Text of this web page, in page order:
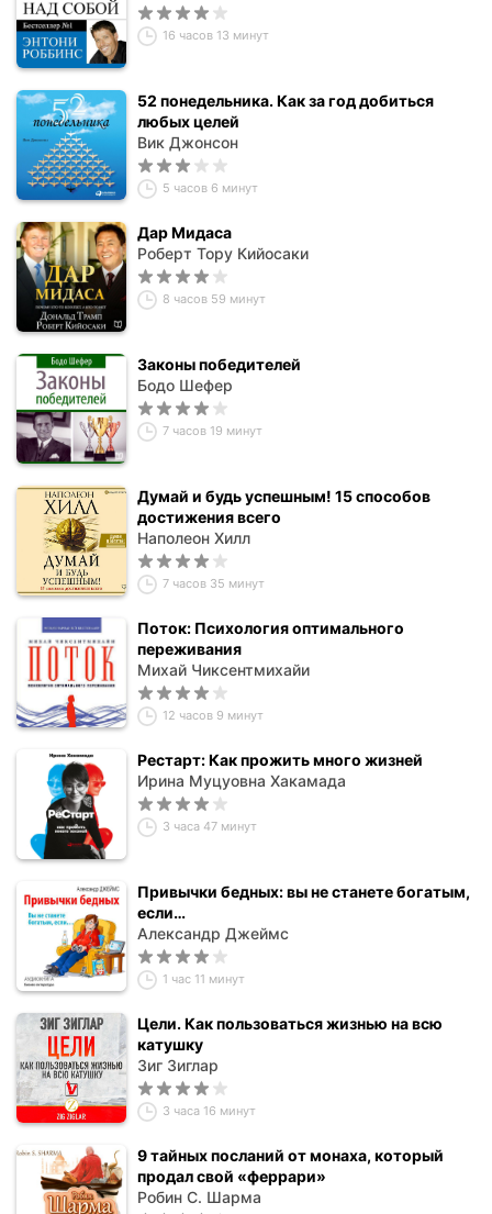
16 часов 13 минут
52 понедельника. Как за год добиться
любых целей
Вик Джонсон
5 часов 6 минут
Дар Мидаса
Роберт Тору Кийосаки
8 часов 59 минут
Законы победителей
Бодо Шефер
7 часов 19 минут
Думай и будь успешным! 15 способов
достижения всего
Наполеон Хилл
7 часов 35 минут
Поток: Психология оптимального
переживания
Михай Чиксентмихайи
12 часов 9 минут
Рестарт: Как прожить много жизней
Ирина Муцуовна Хакамада
3 часа 47 минут
Привычки бедных: вы не станете богатым,
если…
Александр Джеймс
1 час 11 минут
Цели. Как пользоваться жизнью на всю
катушку
Зиг Зиглар
3 часа 16 минут
9 тайных посланий от монаха, который
продал свой «феррари»
Робин С. Шарма